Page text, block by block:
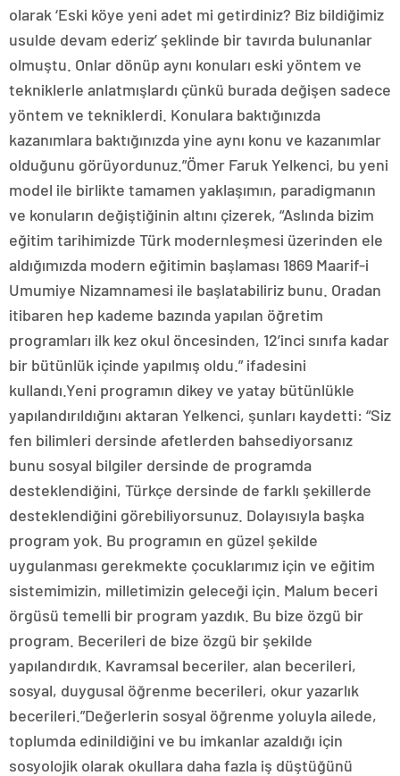
olarak ‘Eski köye yeni adet mi getirdiniz? Biz bildiğimiz
usulde devam ederiz’ şeklinde bir tavırda bulunanlar
olmuştu. Onlar dönüp aynı konuları eski yöntem ve
tekniklerle anlatmışlardı çünkü burada değişen sadece
yöntem ve tekniklerdi. Konulara baktığınızda
kazanımlara baktığınızda yine aynı konu ve kazanımlar
olduğunu görüyordunuz.”Ömer Faruk Yelkenci, bu yeni
model ile birlikte tamamen yaklaşımın, paradigmanın
ve konuların değiştiğinin altını çizerek, “Aslında bizim
eğitim tarihimizde Türk modernleşmesi üzerinden ele
aldığımızda modern eğitimin başlaması 1869 Maarif-i
Umumiye Nizamnamesi ile başlatabiliriz bunu. Oradan
itibaren hep kademe bazında yapılan öğretim
programları ilk kez okul öncesinden, 12’inci sınıfa kadar
bir bütünlük içinde yapılmış oldu.” ifadesini
kullandı.Yeni programın dikey ve yatay bütünlükle
yapılandırıldığını aktaran Yelkenci, şunları kaydetti: “Siz
fen bilimleri dersinde afetlerden bahsediyorsanız
bunu sosyal bilgiler dersinde de programda
desteklendiğini, Türkçe dersinde de farklı şekillerde
desteklendiğini görebiliyorsunuz. Dolayısıyla başka
program yok. Bu programın en güzel şekilde
uygulanması gerekmekte çocuklarımız için ve eğitim
sistemimizin, milletimizin geleceği için. Malum beceri
örgüsü temelli bir program yazdık. Bu bize özgü bir
program. Becerileri de bize özgü bir şekilde
yapılandırdık. Kavramsal beceriler, alan becerileri,
sosyal, duygusal öğrenme becerileri, okur yazarlık
becerileri.”Değerlerin sosyal öğrenme yoluyla ailede,
toplumda edinildiğini ve bu imkanlar azaldığı için
sosyolojik olarak okullara daha fazla iş düştüğünü